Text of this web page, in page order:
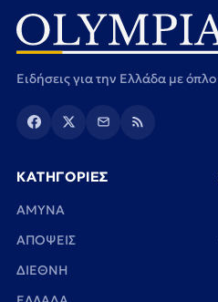
Ειδήσεις για την Ελλάδα με
ΚΑΤΗΓΟΡΙΕΣ
ΑΜΥΝΑ
ΑΠΟΨΕΙΣ
ΔΙΕΘΝΗ